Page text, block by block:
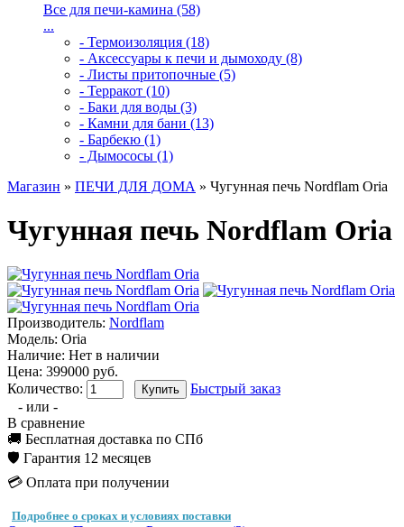
Все для печи-камина (58)
...
- Термоизоляция (18)
- Аксессуары к печи и дымоходу (8)
- Листы притопочные (5)
- Терракот (10)
- Баки для воды (3)
- Камни для бани (13)
- Барбекю (1)
- Дымососы (1)
Магазин » ПЕЧИ ДЛЯ ДОМА » Чугунная печь Nordflam Oria
Чугунная печь Nordflam Oria
Производитель: Nordflam
Модель: Oria
Наличие: Нет в наличии
Цена: 399000 руб.
Количество:
Быстрый заказ
- или -
В сравнение
🚚 Бесплатная доставка по СПб
🛡️ Гарантия 12 месяцев
💳 Оплата при получении
Подробнее о сроках и условиях поставки